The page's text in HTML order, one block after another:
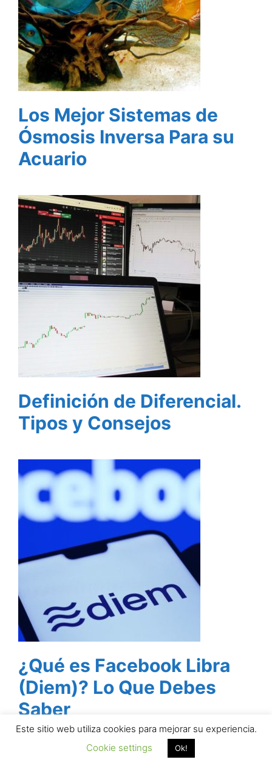
Los Mejor Sistemas de
Ósmosis Inversa Para su
Acuario
Definición de Diferencial.
Tipos y Consejos
¿Qué es Facebook Libra
(Diem)? Lo Que Debes
Saber
Este sitio web utiliza cookies para mejorar su experiencia.
Cookie settings
Ok!